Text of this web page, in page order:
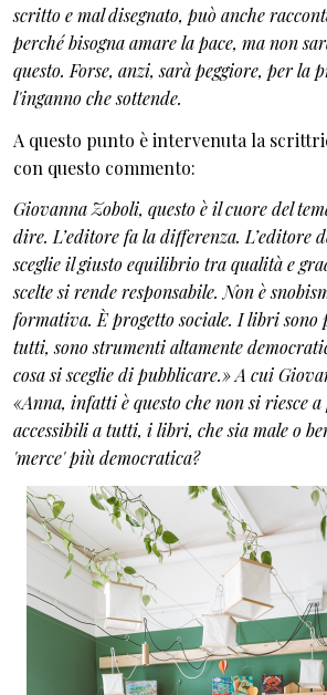
scritto e mal disegnato, può anche
perché bisogna amare la pace, ma non
questo. Forse, anzi, sarà peggiore, per la
l'inganno che sottende.
A questo punto è intervenuta la
con questo commento:
Giovanna Zoboli, questo è il cuore del
dire. L’editore fa la differenza. L’editore
sceglie il giusto equilibrio tra qualità e
scelte si rende responsabile. Non è
formativa. È progetto sociale. I libri sono
tutti, sono strumenti altamente
cosa si sceglie di pubblicare.» A cui
«Anna, infatti è questo che non si riesce
accessibili a tutti, i libri, che sia male o
'merce' più democratica?